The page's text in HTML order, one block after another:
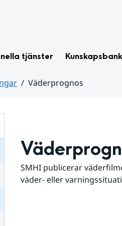
tjänster
Väderprognos
SMHI publicerar
väder- eller